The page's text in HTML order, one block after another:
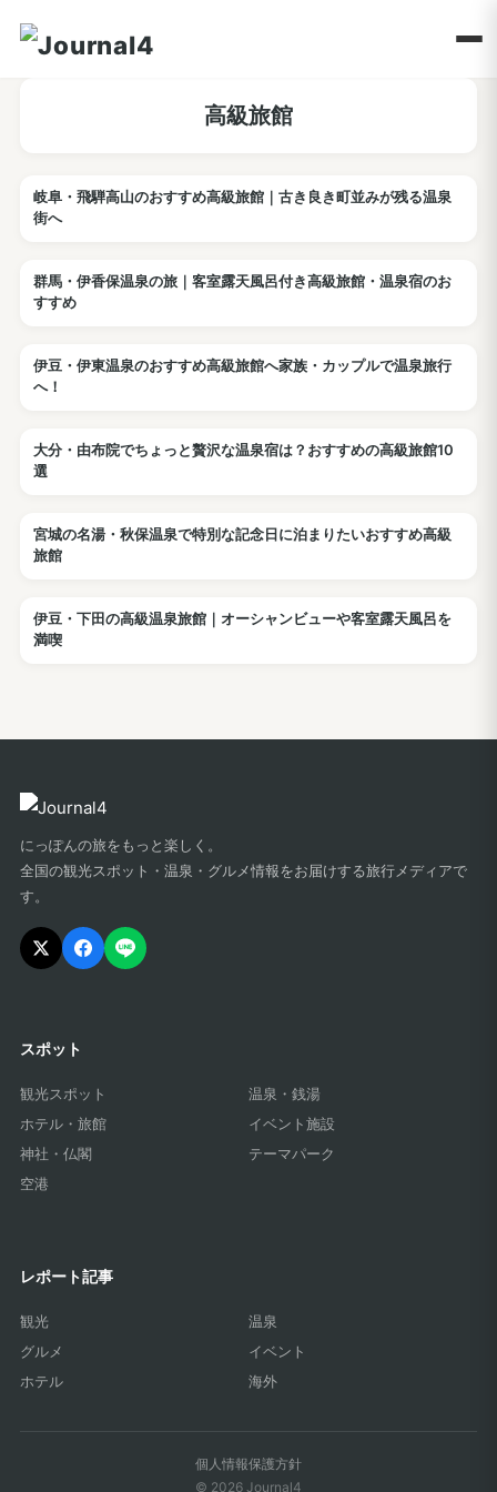
高級旅館
ホテル
岐阜・飛騨高山のおすすめ高級旅館｜古き良き町並みが残る温泉
街へ
ホテル
群馬・伊香保温泉の旅｜客室露天風呂付き高級旅館・温泉宿のお
すすめ
ホテル
伊豆・伊東温泉のおすすめ高級旅館へ家族・カップルで温泉旅行
へ！
ホテル
大分・由布院でちょっと贅沢な温泉宿は？おすすめの高級旅館10
選
ホテル
宮城の名湯・秋保温泉で特別な記念日に泊まりたいおすすめ高級
旅館
ホテル
伊豆・下田の高級温泉旅館｜オーシャンビューや客室露天風呂を
満喫
にっぽんの旅をもっと楽しく。
全国の観光スポット・温泉・グルメ情報をお届けする旅行メディアで
す。
スポット
観光スポット
温泉・銭湯
ホテル・旅館
イベント施設
神社・仏閣
テーマパーク
空港
レポート記事
観光
温泉
グルメ
イベント
ホテル
海外
個人情報保護方針
© 2026 Journal4